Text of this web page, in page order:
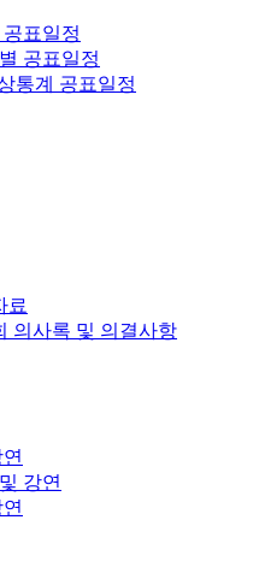
표일정
공표일정
통계 공표일정
료
의사록 및 의결사항
강연